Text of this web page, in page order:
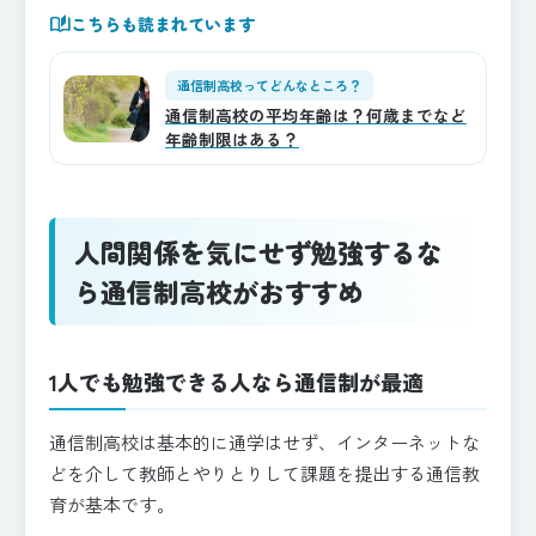
auto_storiesこちらも読まれています
通信制高校ってどんなところ？
通信制高校の平均年齢は？何歳までなど
年齢制限はある？
人間関係を気にせず勉強するな
ら通信制高校がおすすめ
1人でも勉強できる人なら通信制が最適
通信制高校は基本的に通学はせず、インターネットな
どを介して教師とやりとりして課題を提出する通信教
育が基本です。